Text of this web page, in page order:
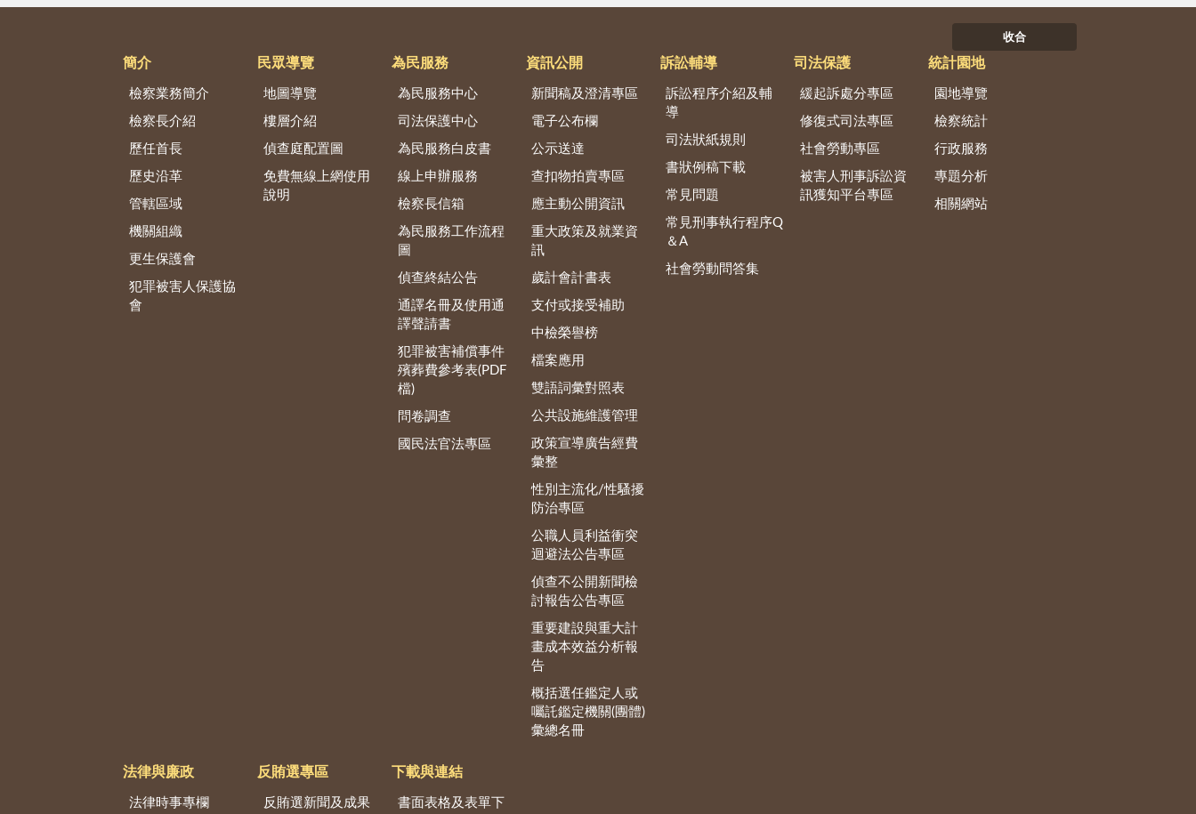
收合
簡介
檢察業務簡介
檢察長介紹
歷任首長
歷史沿革
管轄區域
機關組織
更生保護會
犯罪被害人保護協
會
民眾導覽
地圖導覽
樓層介紹
偵查庭配置圖
免費無線上網使用
說明
為民服務
為民服務中心
司法保護中心
為民服務白皮書
線上申辦服務
檢察長信箱
為民服務工作流程
圖
偵查終結公告
通譯名冊及使用通
譯聲請書
犯罪被害補償事件
殯葬費參考表(PDF
檔)
問卷調查
國民法官法專區
資訊公開
新聞稿及澄清專區
電子公布欄
公示送達
查扣物拍賣專區
應主動公開資訊
重大政策及就業資
訊
歲計會計書表
支付或接受補助
中檢榮譽榜
檔案應用
雙語詞彙對照表
公共設施維護管理
政策宣導廣告經費
彙整
性別主流化/性騷擾
防治專區
公職人員利益衝突
迴避法公告專區
偵查不公開新聞檢
討報告公告專區
重要建設與重大計
畫成本效益分析報
告
概括選任鑑定人或
囑託鑑定機關(團體)
彙總名冊
訴訟輔導
訴訟程序介紹及輔
導
司法狀紙規則
書狀例稿下載
常見問題
常見刑事執行程序Q
＆A
社會勞動問答集
司法保護
緩起訴處分專區
修復式司法專區
社會勞動專區
被害人刑事訴訟資
訊獲知平台專區
統計園地
園地導覽
檢察統計
行政服務
專題分析
相關網站
法律與廉政
法律時事專欄
反賄選專區
反賄選新聞及成果
下載與連結
書面表格及表單下